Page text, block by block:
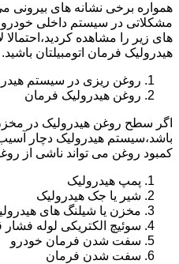
همواره برخی نشانه های بیرونی می
مشکلاتی در سیستم داخلی خودرو
های زیر را مشاهده
هیدرولیک فرمان اتومبیلتان باشید.
روغن ریزی در سیستم
روغن هیدرولیک فرمان
اگر سطح روغن هیدرولیک در
باشد،سیستم هیدرولیک دچار
کمبود روغن می تواند ناشی از
پمپ هیدرولیک
شیر یا جک هیدرولیک
مخزن یا شیلنگ های
سوئیچ الکتریکی لوله
سفت شدن فرمان خودرو
سفت شدن فرمان